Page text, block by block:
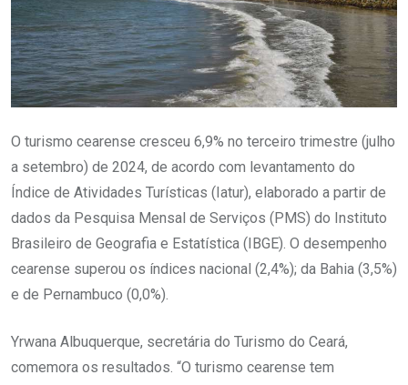
O turismo cearense cresceu 6,9% no terceiro trimestre (julho
a setembro) de 2024, de acordo com levantamento do
Índice de Atividades Turísticas (Iatur), elaborado a partir de
dados da Pesquisa Mensal de Serviços (PMS) do Instituto
Brasileiro de Geografia e Estatística (IBGE). O desempenho
cearense superou os índices nacional (2,4%); da Bahia (3,5%)
e de Pernambuco (0,0%).
Yrwana Albuquerque, secretária do Turismo do Ceará,
comemora os resultados. “O turismo cearense tem